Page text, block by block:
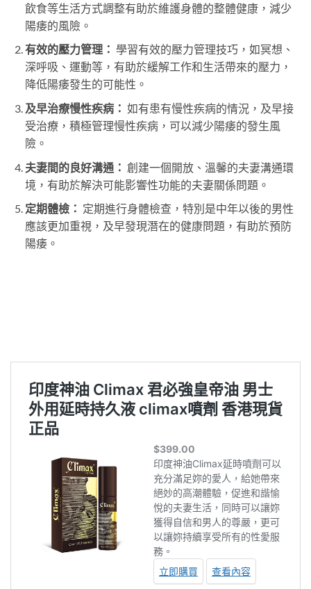
飲食等生活方式調整有助於維護身體的整體健康，減少
陽痿的風險。
有效的壓力管理： 學習有效的壓力管理技巧，如冥想、
深呼吸、運動等，有助於緩解工作和生活帶來的壓力，
降低陽痿發生的可能性。
及早治療慢性疾病： 如有患有慢性疾病的情況，及早接
受治療，積極管理慢性疾病，可以減少陽痿的發生風
險。
夫妻間的良好溝通： 創建一個開放、溫馨的夫妻溝通環
境，有助於解決可能影響性功能的夫妻關係問題。
定期體檢： 定期進行身體檢查，特別是中年以後的男性
應該更加重視，及早發現潛在的健康問題，有助於預防
陽痿。